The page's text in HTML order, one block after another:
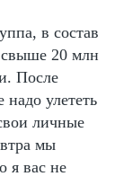
в состав
свыше 20 млн
После
улететь
личные
мы
я вас не